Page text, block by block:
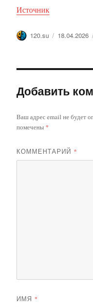
Источник
Автор
120.su 18.04.2026
Добавить
Ваш адрес email не будет
помечены *
КОММЕНТАРИЙ *
ИМЯ *